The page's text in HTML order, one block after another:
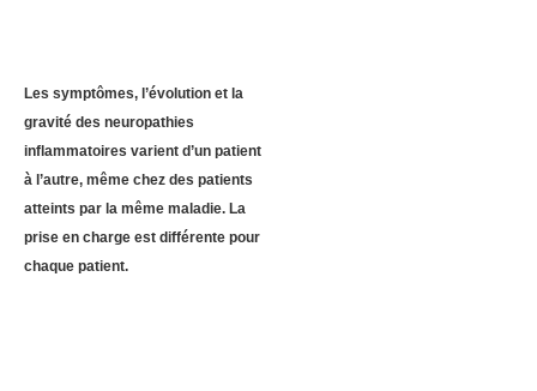
Les symptômes, l’évolution et la
gravité des neuropathies
inflammatoires varient d’un patient
à l’autre, même chez des patients
atteints par la même maladie. La
prise en charge est différente pour
chaque patient.